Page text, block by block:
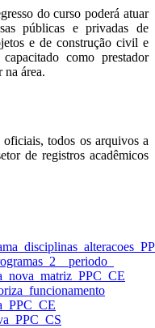
do curso poderá atuar
públicas e privadas de
e de construção civil e
como prestador
na área.
todos os arquivos a
de registros acadêmicos